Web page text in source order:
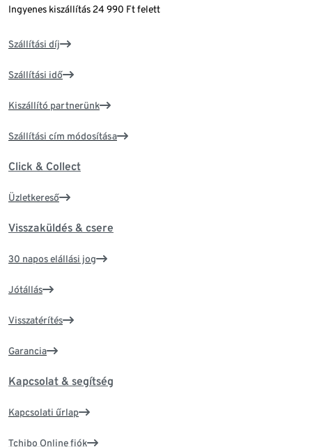
Ingyenes kiszállítás 24 990 Ft felett
Szállítási díj
Szállítási idő
Kiszállító partnerünk
Szállítási cím módosítása
Click & Collect
Üzletkereső
Visszaküldés & csere
30 napos elállási jog
Jótállás
Visszatérítés
Garancia
Kapcsolat & segítség
Kapcsolati űrlap
Tchibo Online fiók